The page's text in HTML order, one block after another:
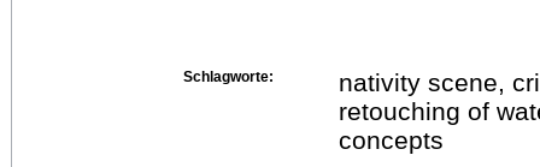
Schlagworte:
nativity scene,
retouching of
concepts